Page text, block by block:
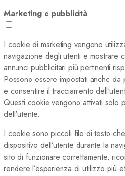
Marketing e pubblicità
I cookie di marketing vengono
navigazione degli utenti e mostrare
annunci pubblicitari più pertinenti
Possono essere impostati anche da
e consentire il tracciamento
Questi cookie vengono attivati solo
dell'utente.
I cookie sono piccoli file di testo
dispositivo dell’utente durante la
sito di funzionare correttamente,
rendere l’esperienza di utilizzo più